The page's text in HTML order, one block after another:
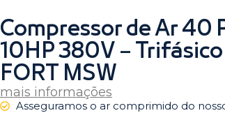
Compressor de Ar 40
10HP 380V –
FORT MSW
mais informações
Asseguramos o ar comprimido do